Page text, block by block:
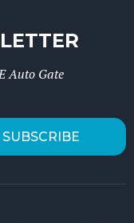
Auto Gate
SUBSCRIBE